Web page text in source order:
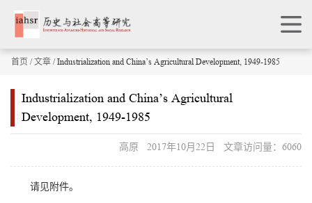
首页 /文章 / Industrialization and China’s Agricultural Development, 1949-1985
Industrialization and China’s Agricultural
Development, 1949-1985
高原 2017年10月22日 文章访问量：6060
请见附件。